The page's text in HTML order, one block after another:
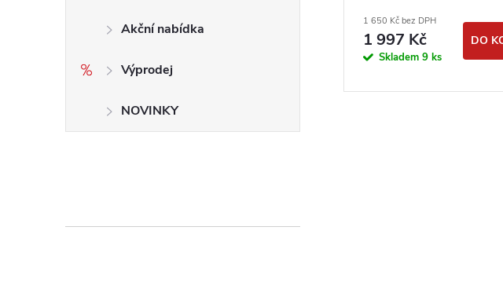
Akční nabídka
Výprodej
NOVINKY
1 650 Kč bez DPH
1 997 Kč
Skladem 9 ks
DO